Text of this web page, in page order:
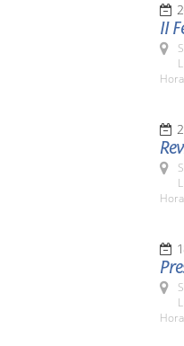
II